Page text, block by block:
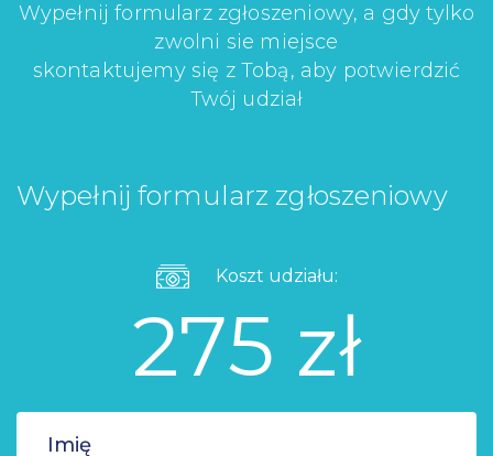
Wypełnij formularz zgłoszeniowy, a gdy tylko
zwolni sie miejsce
skontaktujemy się z Tobą, aby potwierdzić
Twój udział
Wypełnij formularz zgłoszeniowy
Koszt udziału:
275 zł